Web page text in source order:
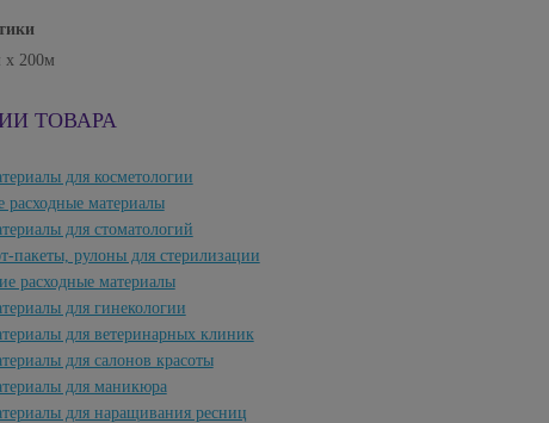
x 200м
ТОВАРА
для косметологии
материалы
для стоматологий
пакеты, рулоны для стерилизации
расходные материалы
для гинекологии
для ветеринарных клиник
для салонов красоты
для маникюра
для наращивания ресниц